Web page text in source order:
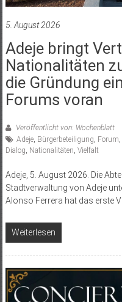
5. August 2026
Adeje bringt
Nationalitäten
die Gründung
Forums voran
Veröffentlicht von: Wochenblatt
Adeje, Bürgerbeteiligung, Forum,
Dialog, Nationalitäten, Vielfalt
Adeje, 5. August 2026. Die
Stadtverwaltung von Adeje
Alonso Ferrera hat das erste
Weiterlesen